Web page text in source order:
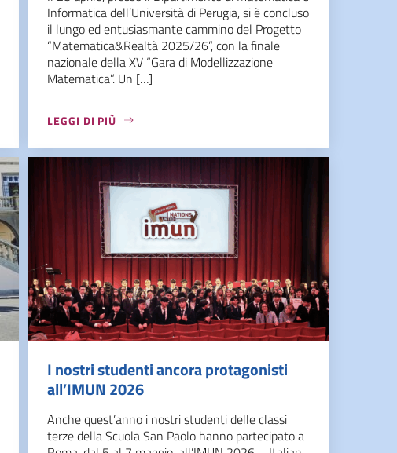
Informatica dell’Università di Perugia, si è concluso
il lungo ed entusiasmante cammino del Progetto
“Matematica&Realtà 2025/26”, con la finale
nazionale della XV “Gara di Modellizzazione
Matematica”. Un […]
LEGGI DI PIÙ
I nostri studenti ancora protagonisti
all’IMUN 2026
Anche quest’anno i nostri studenti delle classi
terze della Scuola San Paolo hanno partecipato a